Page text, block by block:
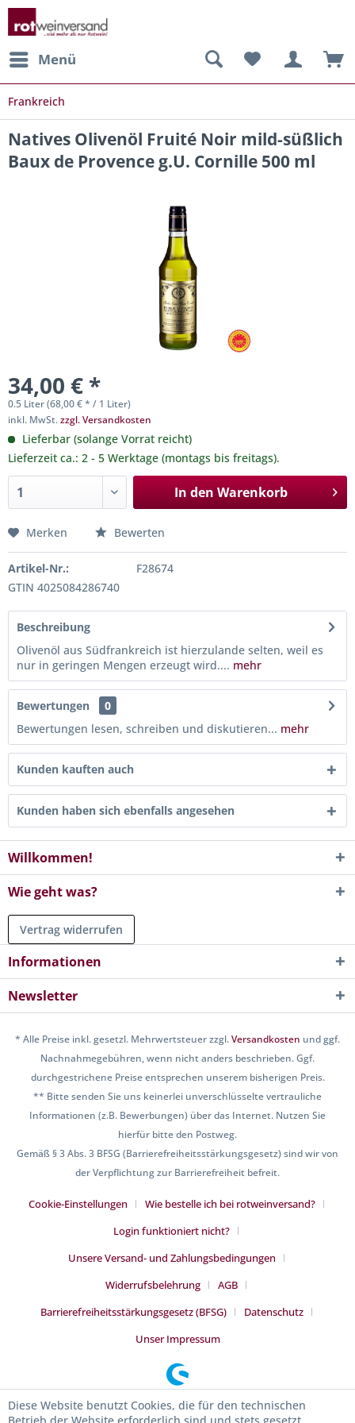
Menü
Frankreich
Natives Olivenöl Fruité Noir mild-süßlich
Baux de Provence g.U. Cornille 500 ml
34,00 € *
0.5 Liter (68,00 € * / 1 Liter)
inkl. MwSt.zzgl. Versandkosten
Lieferbar (solange Vorrat reicht)
Lieferzeit ca.: 2 - 5 Werktage (montags bis freitags).
In den Warenkorb
Merken Bewerten
Artikel-Nr.:
F28674
GTIN 4025084286740
Beschreibung
Olivenöl aus Südfrankreich ist hierzulande selten, weil es
nur in geringen Mengen erzeugt wird.... mehr
Bewertungen
0
Bewertungen lesen, schreiben und diskutieren... mehr
Kunden kauften auch
Kunden haben sich ebenfalls angesehen
Willkommen!
Wie geht was?
Vertrag widerrufen
Informationen
Newsletter
* Alle Preise inkl. gesetzl. Mehrwertsteuer zzgl.Versandkosten und ggf.
Nachnahmegebühren, wenn nicht anders beschrieben. Ggf.
durchgestrichene Preise entsprechen unserem bisherigen Preis.
** Bitte senden Sie uns keinerlei unverschlüsselte vertrauliche
Informationen (z.B. Bewerbungen) über das Internet. Nutzen Sie
hierfür bitte den Postweg.
Gemäß § 3 Abs. 3 BFSG (Barrierefreiheitsstärkungsgesetz) sind wir von
der Verpflichtung zur Barrierefreiheit befreit.
Cookie-Einstellungen
Wie bestelle ich bei rotweinversand?
Login funktioniert nicht?
Unsere Versand- und Zahlungsbedingungen
Widerrufsbelehrung
AGB
Barrierefreiheitsstärkungsgesetz (BFSG)
Datenschutz
Unser Impressum
Diese Website benutzt Cookies, die für den technischen